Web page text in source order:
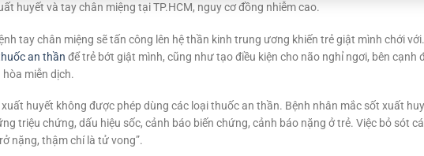
huyết và tay chân miệng tại TP.HCM, nguy cơ đồng nhiễm cao.
tay chân miệng sẽ tấn công lên hệ thần kinh trung ương khiến trẻ giật mình chới
an thần để trẻ bớt giật mình, cũng như tạo điều kiện cho não nghỉ ngơi, bên cạnh
miễn dịch.
huyết không được phép dùng các loại thuốc an thần. Bệnh nhân mắc sốt xuất
triệu chứng, dấu hiệu sốc, cảnh báo biến chứng, cảnh báo nặng ở trẻ. Việc bỏ sót
nặng, thậm chí là tử vong”.